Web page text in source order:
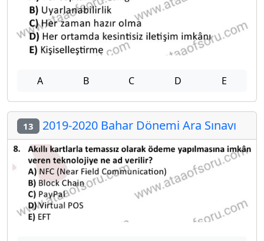
A B C D E
13 2019-2020 Bahar Dönemi Ara Sınavı